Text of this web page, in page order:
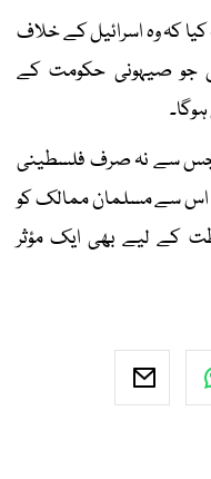
کہ وہ اسرائیل کے خلاف
جو صیہونی حکومت کے
جس سے نہ صرف فلسطینی
اس سے مسلمان ممالک کو
کے لیے بھی ایک مؤثر